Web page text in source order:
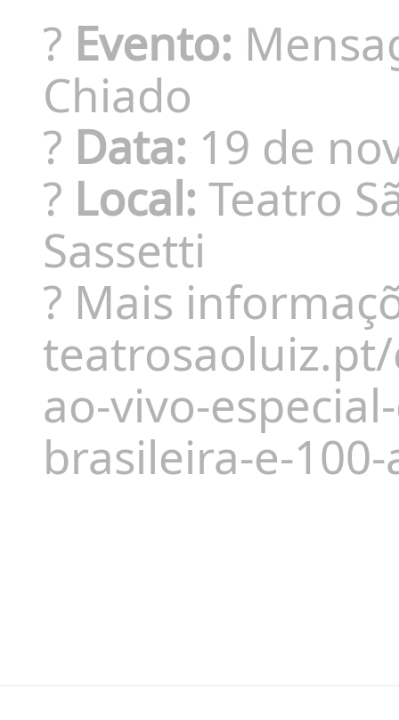
? Evento:
Chiado
? Data: 19 de
? Local:Teatro
Sassetti
? Mais
ao-vivo-
brasileira-e-